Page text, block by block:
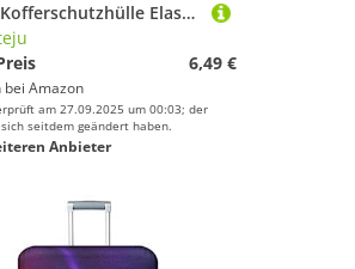
Mateju Kofferschutzhülle Elastisch Kofferhülle 19-32 Zoll, 3D-Stadtdruck Gepäck Cover Reisekoffer Hülle Trolley Case Schutzhülle Luggage Cover Waschbare Staubdichte (London,M)
6,49 €
bei Amazon
am 27.09.2025 um 00:03; der
seitdem geändert haben.
Anbieter